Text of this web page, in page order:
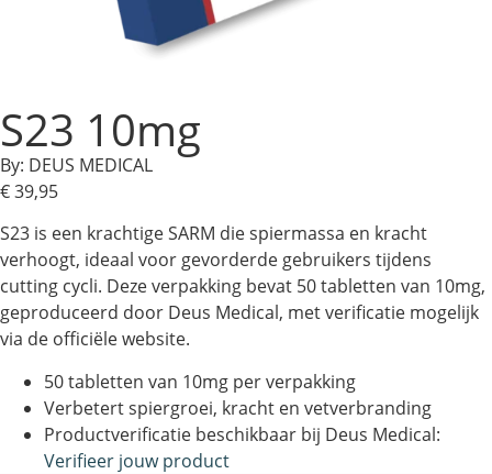
S23 10mg
By: DEUS MEDICAL
€39,95
S23 is een krachtige SARM die spiermassa en kracht
verhoogt, ideaal voor gevorderde gebruikers tijdens
cutting cycli. Deze verpakking bevat 50 tabletten van 10mg,
geproduceerd door Deus Medical, met verificatie mogelijk
via de officiële website.
50 tabletten van 10mg per verpakking
Verbetert spiergroei, kracht en vetverbranding
Productverificatie beschikbaar bij Deus Medical:
Verifieer jouw product